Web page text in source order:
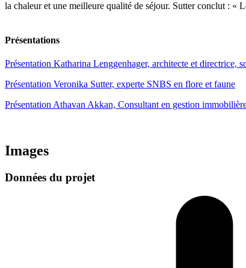
la chaleur et une meilleure qualité de séjour. Sutter conclut : «
Présentations
Présentation Katharina Lenggenhager, architecte et directrice,
Présentation Veronika Sutter, experte SNBS en flore et faune
Présentation Athavan Akkan, Consultant en gestion
Images
Données du projet